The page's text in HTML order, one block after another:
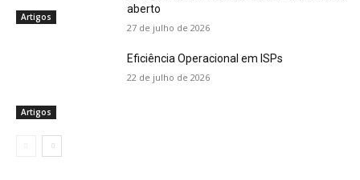
Artigos
aberto
27 de julho de 2026
Artigos
Eficiência Operacional em ISPs
22 de julho de 2026